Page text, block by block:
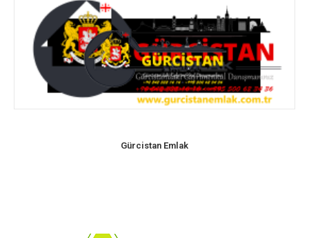
Gürcistan Emlak